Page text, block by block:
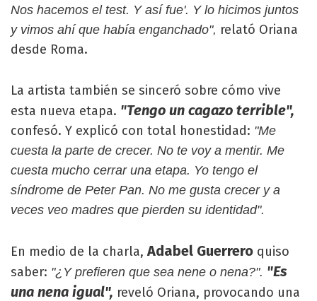
Nos hacemos el test. Y así fue'. Y lo hicimos juntos
y vimos ahí que había enganchado", relató Oriana
desde Roma.
La artista también se sinceró sobre cómo vive
esta nueva etapa. "Tengo un cagazo terrible",
confesó. Y explicó con total honestidad: "Me
cuesta la parte de crecer. No te voy a mentir. Me
cuesta mucho cerrar una etapa. Yo tengo el
síndrome de Peter Pan. No me gusta crecer y a
veces veo madres que pierden su identidad".
En medio de la charla, Adabel Guerrero quiso
saber: "¿Y prefieren que sea nene o nena?". "Es
una nena igual", reveló Oriana, provocando una